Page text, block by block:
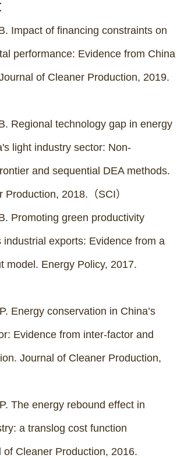
Impact of financing constraints on
performance: Evidence from China
of Cleaner Production, 2019.
Regional technology gap in energy
light industry sector: Non-
and sequential DEA methods.
2018.（SCI）
Promoting green productivity
industrial exports: Evidence from a
model. Energy Policy, 2017.
Energy conservation in China’s
Evidence from inter-factor and
Journal of Cleaner Production,
The energy rebound effect in
a translog cost function
of Cleaner Production, 2016.